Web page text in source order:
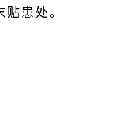
患处。